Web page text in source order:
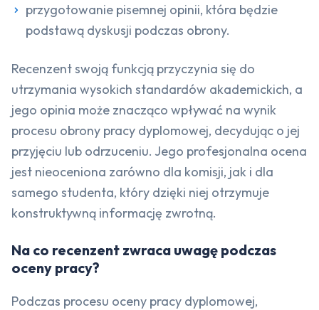
przygotowanie pisemnej opinii, która będzie
podstawą dyskusji podczas obrony.
Recenzent swoją funkcją przyczynia się do
utrzymania wysokich standardów akademickich, a
jego opinia może znacząco wpływać na wynik
procesu obrony pracy dyplomowej, decydując o jej
przyjęciu lub odrzuceniu. Jego profesjonalna ocena
jest nieoceniona zarówno dla komisji, jak i dla
samego studenta, który dzięki niej otrzymuje
konstruktywną informację zwrotną.
Na co recenzent zwraca uwagę podczas
oceny pracy?
Podczas procesu oceny pracy dyplomowej,